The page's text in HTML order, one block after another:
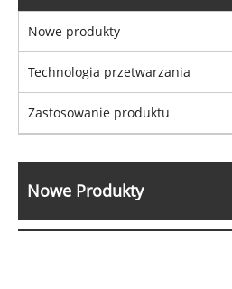
Nowe produkty
Technologia przetwarzania
Zastosowanie produktu
Nowe Produkty